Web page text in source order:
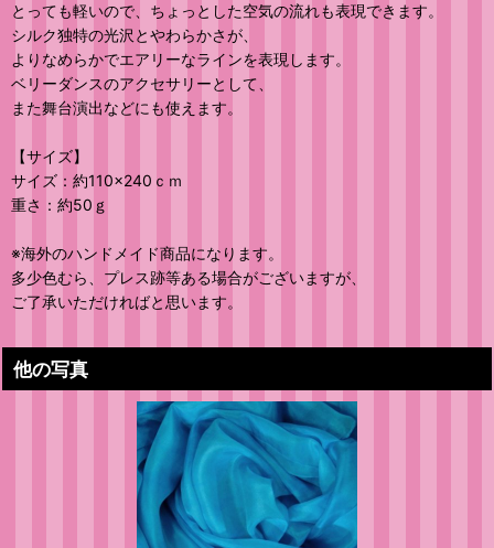
とっても軽いので、ちょっとした空気の流れも表現できます。
シルク独特の光沢とやわらかさが、
よりなめらかでエアリーなラインを表現します。
ベリーダンスのアクセサリーとして、
また舞台演出などにも使えます。
【サイズ】
サイズ：約110×240ｃｍ
重さ：約50ｇ
※海外のハンドメイド商品になります。
多少色むら、プレス跡等ある場合がございますが、
ご了承いただければと思います。
他の写真